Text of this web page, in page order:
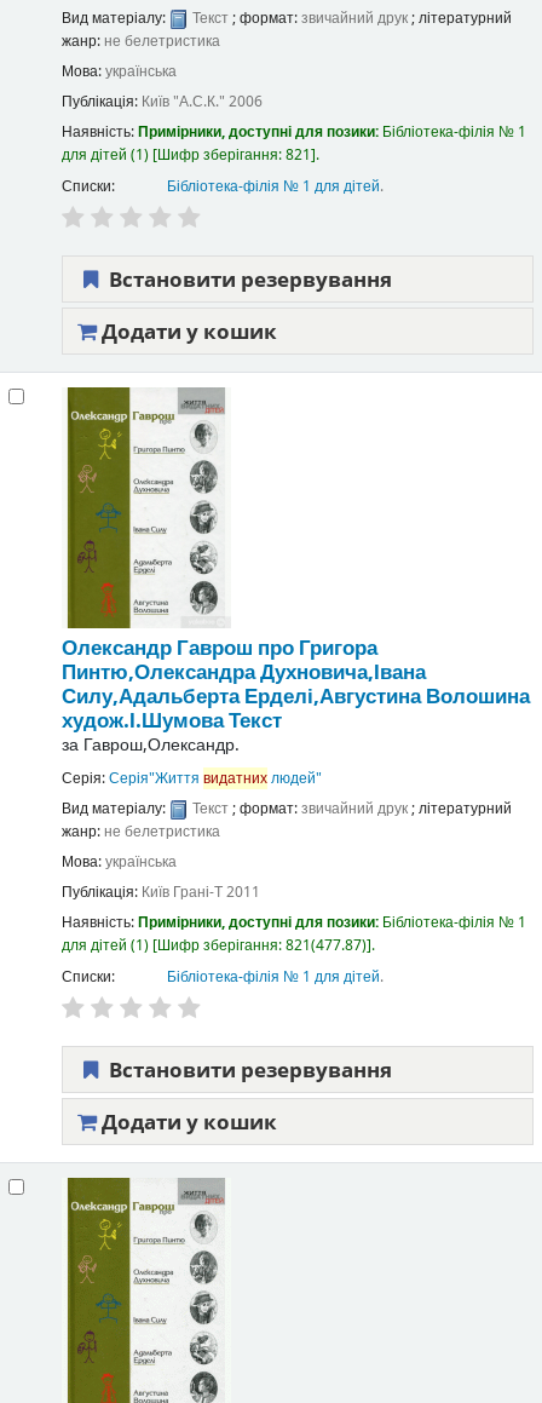
Вид матеріалу:
Текст; формат:звичайний друк; літературний
жанр: не белетристика
Мова:українська
Публікація: Київ"А.С.К." 2006
Наявність:Примірники, доступні для позики: Бібліотека-філія № 1
для дітей (1) Шифр зберігання:821 .
Списки:
Бібліотека-філія № 1 для дітей.
Встановити резервування
Додати у кошик
Олександр Гаврош про Григора
Пинтю,Олександра Духновича,Івана
Силу,Адальберта Ерделі,Августина Волошина
худож.І.ШумоваТекст
за Гаврош,Олександр.
Серія:Серія"Життя видатнихлюдей"
Вид матеріалу:
Текст; формат:звичайний друк; літературний
жанр:не белетристика
Мова:українська
Публікація: Київ Грані-Т2011
Наявність:Примірники, доступні для позики: Бібліотека-філія № 1
для дітей (1) Шифр зберігання:821(477.87) .
Списки:
Бібліотека-філія № 1 для дітей.
Встановити резервування
Додати у кошик